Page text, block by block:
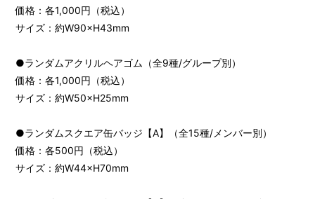
価格：各1,000円（税込）
サイズ：約W90×H43mm
●ランダムアクリルヘアゴム（全9種/グループ別）
価格：各1,000円（税込）
サイズ：約W50×H25mm
●ランダムスクエア缶バッジ【A】（全15種/メンバー別）
価格：各500円（税込）
サイズ：約W44×H70mm